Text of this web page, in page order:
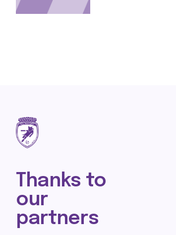
Thanks to
our
partners